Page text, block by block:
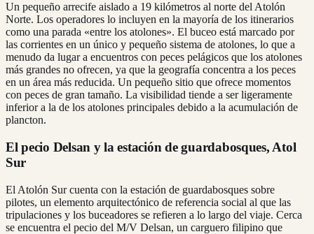
Un pequeño arrecife aislado a 19 kilómetros al norte del Atolón
Norte. Los operadores lo incluyen en la mayoría de los itinerarios
como una parada «entre los atolones». El buceo está marcado por
las corrientes en un único y pequeño sistema de atolones, lo que a
menudo da lugar a encuentros con peces pelágicos que los atolones
más grandes no ofrecen, ya que la geografía concentra a los peces
en un área más reducida. Un pequeño sitio que ofrece momentos
con peces de gran tamaño. La visibilidad tiende a ser ligeramente
inferior a la de los atolones principales debido a la acumulación de
plancton.
El pecio Delsan y la estación de guardabosques, Atol
Sur
El Atolón Sur cuenta con la estación de guardabosques sobre
pilotes, un elemento arquitectónico de referencia social al que las
tripulaciones y los buceadores se refieren a lo largo del viaje. Cerca
se encuentra el pecio del M/V Delsan, un carguero filipino que